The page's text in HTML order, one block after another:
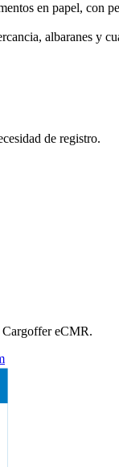
en papel, con
albaranes y
de registro.
Cargoffer eCMR.